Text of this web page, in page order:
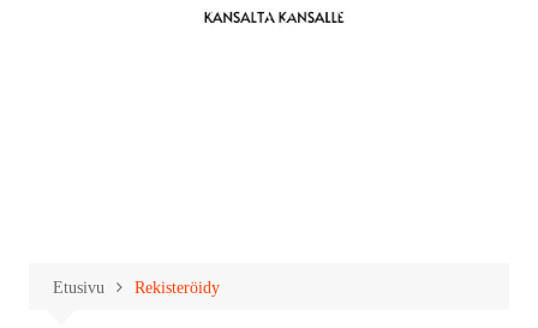
Etusivu Rekisteröidy